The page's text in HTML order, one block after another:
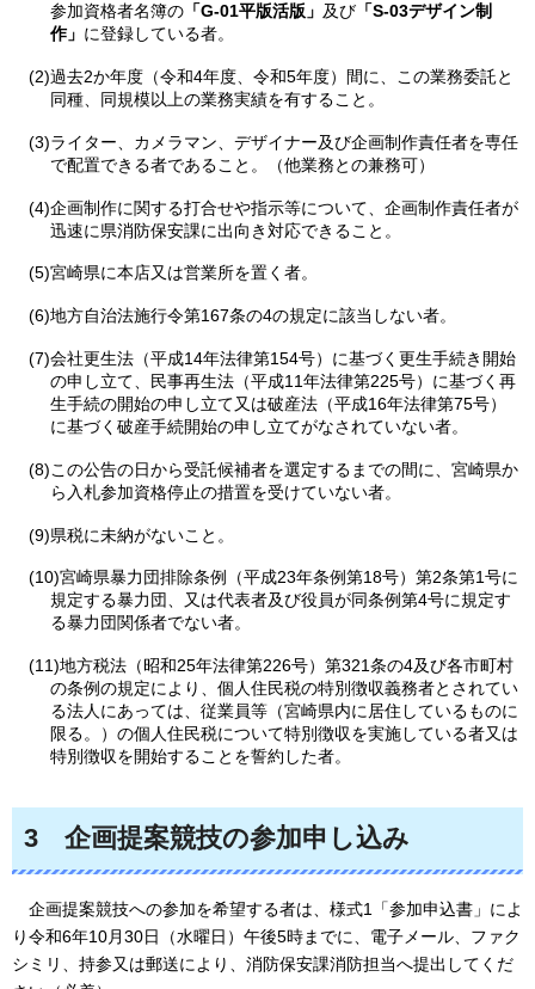
参加資格者名簿の 「G-01平版活版」 及び 「S-03デザイン制
作」 に登録している者。
(2)過去2か年度（令和4年度、令和5年度）間に、この業務委託と
同種、同規模以上の業務実績を有すること。
(3)ライター、カメラマン、デザイナー及び企画制作責任者を専任
で配置できる者であること。（他業務との兼務可）
(4)企画制作に関する打合せや指示等について、企画制作責任者が
迅速に県消防保安課に出向き対応できること。
(5)宮崎県に本店又は営業所を置く者。
(6)地方自治法施行令第167条の4の規定に該当しない者。
(7)会社更生法（平成14年法律第154号）に基づく更生手続き開始
の申し立て、民事再生法（平成11年法律第225号）に基づく再
生手続の開始の申し立て又は破産法（平成16年法律第75号）
に基づく破産手続開始の申し立てがなされていない者。
(8)この公告の日から受託候補者を選定するまでの間に、宮崎県か
ら入札参加資格停止の措置を受けていない者。
(9)県税に未納がないこと。
(10)宮崎県暴力団排除条例（平成23年条例第18号）第2条第1号に
規定する暴力団、又は代表者及び役員が同条例第4号に規定す
る暴力団関係者でない者。
(11)地方税法（昭和25年法律第226号）第321条の4及び各市町村
の条例の規定により、個人住民税の特別徴収義務者とされてい
る法人にあっては、従業員等（宮崎県内に居住しているものに
限る。）の個人住民税について特別徴収を実施している者又は
特別徴収を開始することを誓約した者。
3 企画提案競技の参加申し込み
企画提案競技への参加を希望する者は、様式1「参加申込書」によ
り令和6年10月30日（水曜日）午後5時までに、電子メール、ファク
シミリ、持参又は郵送により、消防保安課消防担当へ提出してくだ